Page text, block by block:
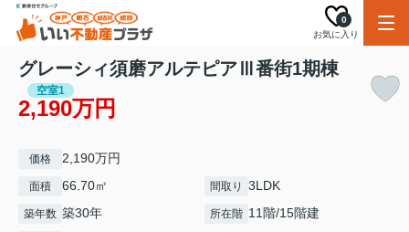
お気に入り
0
グレーシィ須磨アルテピアⅢ番街1期棟
空室1
2,190万円
価格 2,190万円
面積 66.70㎡ 間取り 3LDK
築年数 築30年 所在階 11階/15階建